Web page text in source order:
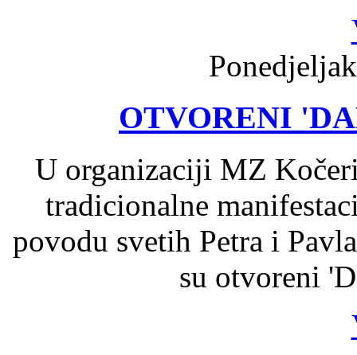
OTVORENI
U organizaciji MZ
tradicionalne
povodu svetih Petra i
su otvoreni